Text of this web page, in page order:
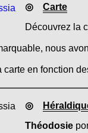
◎ Carte
Découvrez la
nous
en fonction
◎
Théodosie